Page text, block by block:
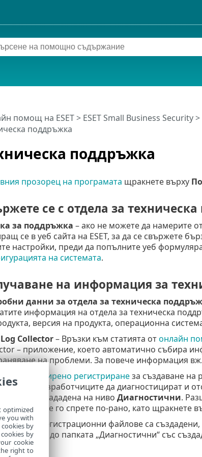
поддръжка
помощ на ESET> ESET Small Business Security>
поддръжка
прозорец на програмата щракнете върху
се с отдела за
за поддръжка – ако не можете да намерите
се в уеб сайта на ESET, за да се свържете
настройки, преди да попълните уеб
на системата.
на информация за
данни за отдела за техническа
информация на отдела за техническа
версия на продукта, операционна
Log Collector– Връзки към статията отонлайн
– приложение, което автоматично събира
на проблеми. За повече информация вж.
Разширено регистриранеза създаване на
на разработчиците да диагностицират и
е зададена на ниво Диагностични.
освен ако не го спрете по-рано, като щракнете
всички регистрационни файлове са
достъп до папката „Диагностични“ със
optimized
you with
by
by
cookie
right to